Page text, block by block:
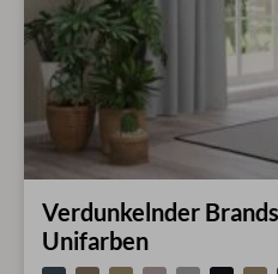
Verdunkelnder
Unifarben